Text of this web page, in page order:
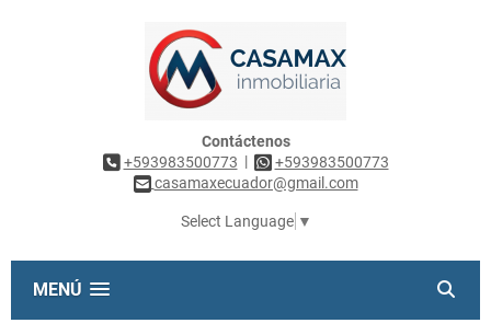
Contáctenos
+593983500773 |
+593983500773
casamaxecuador@gmail.com
Select Language ▼
MENÚ